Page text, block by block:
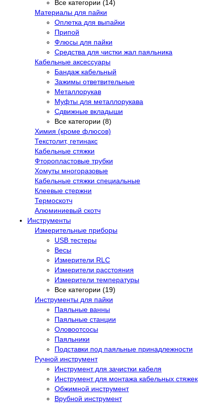
Все категории (14)
Материалы для пайки
Оплетка для выпайки
Припой
Флюсы для пайки
Средства для чистки жал паяльника
Кабельные аксессуары
Бандаж кабельный
Зажимы ответвительные
Металлорукав
Муфты для металлорукава
Сдвижные вкладыши
Все категории (8)
Химия (кроме флюсов)
Текстолит, гетинакс
Кабельные стяжки
Фторопластовые трубки
Хомуты многоразовые
Кабельные стяжки специальные
Клеевые стержни
Термоскотч
Алюминиевый скотч
Инструменты
Измерительные приборы
USB тестеры
Весы
Измерители RLC
Измерители расстояния
Измерители температуры
Все категории (19)
Инструменты для пайки
Паяльные ванны
Паяльные станции
Оловоотсосы
Паяльники
Подставки под паяльные принадлежности
Ручной инструмент
Инструмент для зачистки кабеля
Инструмент для монтажа кабельных стяжек
Обжимной инструмент
Врубной инструмент